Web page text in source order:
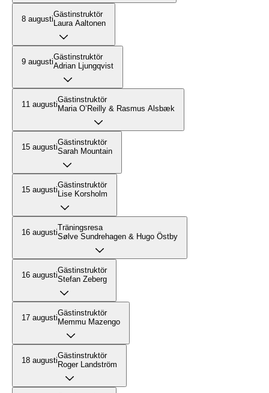
8 augustiGästinstruktör
Laura Aaltonen
9 augustiGästinstruktör
Adrian Ljungqvist
11 augustiGästinstruktör
Maria O’Reilly & Rasmus Alsbæk
15 augustiGästinstruktör
Sarah Mountain
15 augustiGästinstruktör
Lise Korsholm
16 augustiTräningsresa
Sølve Sundrehagen & Hugo Östby
16 augustiGästinstruktör
Stefan Zeberg
17 augustiGästinstruktör
Memmu Mazengo
18 augustiGästinstruktör
Roger Landström